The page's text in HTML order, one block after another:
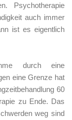
Psychotherapie
auch immer
ist es eigentlich
durch eine
eine Grenze hat
60
zu Ende. Das
weg sind